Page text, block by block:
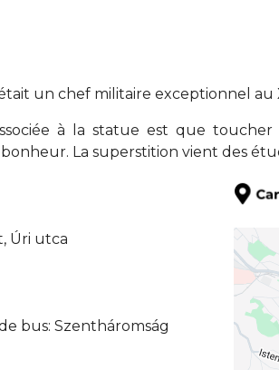
un chef militaire exceptionnel au
à la statue est que
La superstition vient des
Úri utca
bus: Szentháromság